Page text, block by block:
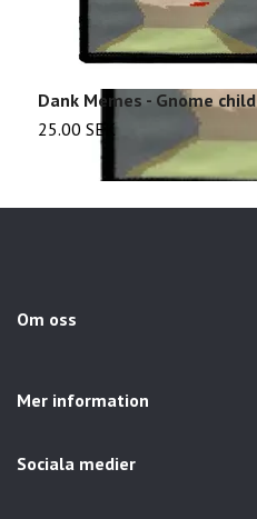
Dank Memes - Gnome child
25.00 SEK
Om oss
Mer information
Sociala medier